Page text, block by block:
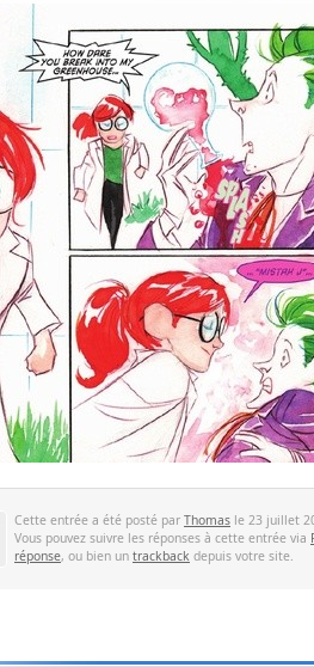
Cette entrée a été posté par Thomas le 23 juillet
Vous pouvez suivre les réponses à cette entrée via
réponse, ou bien un trackback depuis votre site.